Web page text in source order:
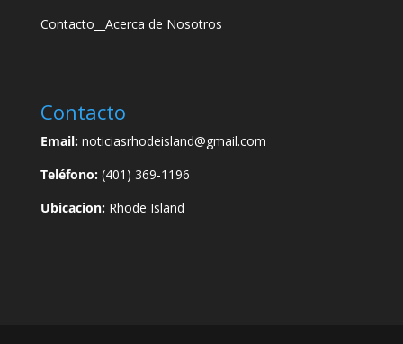
Contacto Acerca de Nosotros
Contacto
Email:noticiasrhodeisland@gmail.com
Teléfono:(401) 369-1196
Ubicacion:Rhode Island